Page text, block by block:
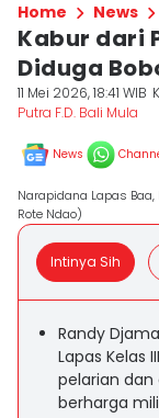
Home News
Kabur dari
Diduga
11 Mei 2026, 18:41 WIB
Putra F.D. Bali Mula
News
Narapidana Lapas Baa,
Rote Ndao)
Intinya Sih
Randy
Lapas Kelas
pelarian
berharga